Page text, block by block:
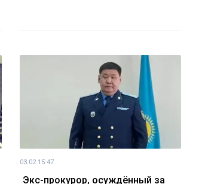
03.02 15:47
Экс-прокурор, осуждённый за